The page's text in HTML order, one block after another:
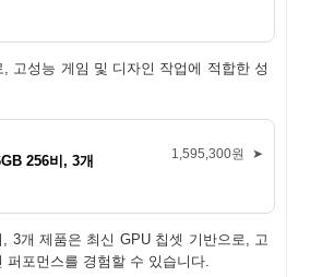
고성능 게임 및 디자인 작업에 적합한 성
256비, 3개 1,595,300원 ➤
3개 제품은 최신 GPU 칩셋 기반으로, 고
포먼스를 경험할 수 있습니다.